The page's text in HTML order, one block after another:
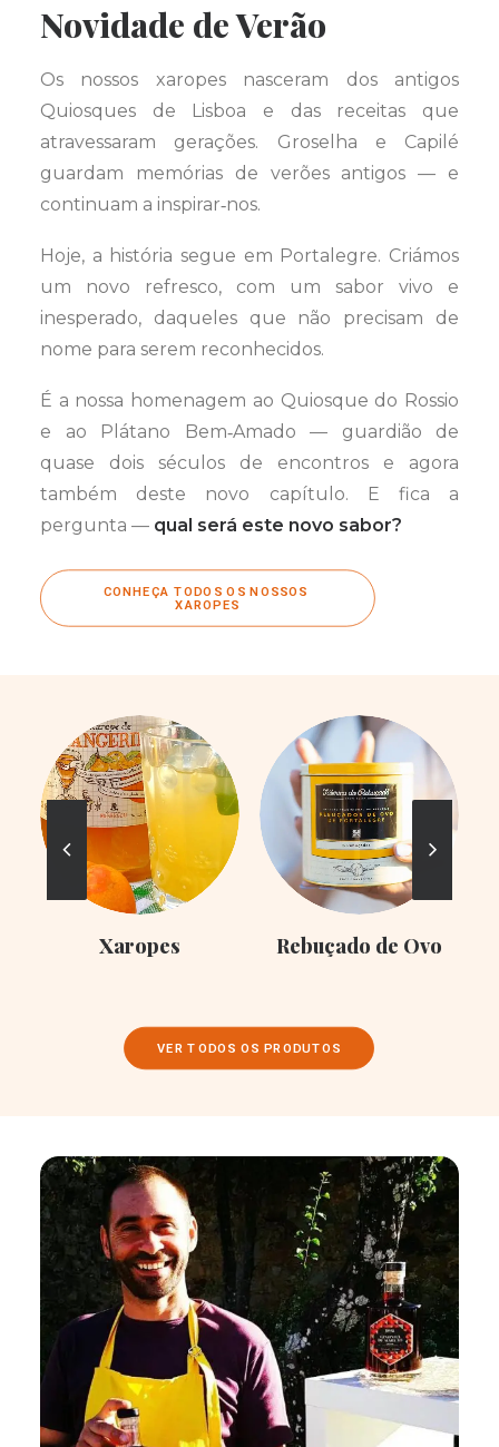
Novidade de Verão
Os nossos xaropes nasceram dos antigos
Quiosques de Lisboa e das receitas que
atravessaram gerações. Groselha e Capilé
guardam memórias de verões antigos — e
continuam a inspirar‑nos.
Hoje, a história segue em Portalegre. Criámos
um novo refresco, com um sabor vivo e
inesperado, daqueles que não precisam de
nome para serem reconhecidos.
É a nossa homenagem ao Quiosque do Rossio
e ao Plátano Bem‑Amado — guardião de
quase dois séculos de encontros e agora
também deste novo capítulo. E fica a
pergunta — qual será este novo sabor?
CONHEÇA TODOS OS NOSSOS
XAROPES
Xaropes Rebuçado de Ovo
VER TODOS OS PRODUTOS